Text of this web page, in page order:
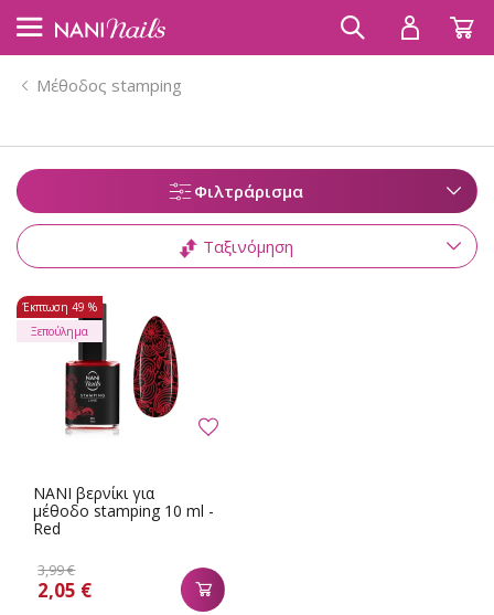
Μέθοδος stamping
Φιλτράρισμα
Ταξινόμηση
NANI βερνίκι για
μέθοδο stamping 10 ml -
Red
3,99 €
2,05 €
Έκπτωση 49 %
Ξεπούλημα